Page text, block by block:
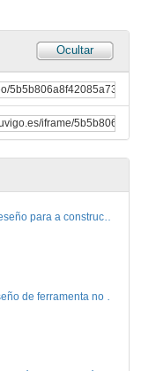
Ocultar
Estratexias de deseño para a construcción de maquinaria industrial